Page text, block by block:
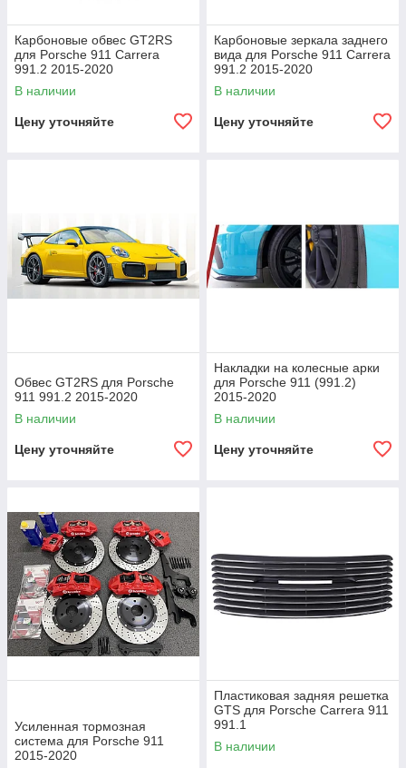
Карбоновые обвес GT2RS
для Porsche 911 Carrera
991.2 2015-2020
В наличии
Цену уточняйте
Карбоновые зеркала заднего
вида для Porsche 911 Carrera
991.2 2015-2020
В наличии
Цену уточняйте
Обвес GT2RS для Porsche
911 991.2 2015-2020
В наличии
Цену уточняйте
Накладки на колесные арки
для Porsche 911 (991.2)
2015-2020
В наличии
Цену уточняйте
Усиленная тормозная
система для Porsche 911
2015-2020
Пластиковая задняя решетка
GTS для Porsche Carrera 911
991.1
В наличии